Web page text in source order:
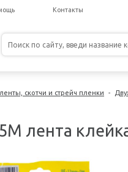
Контакты
скотчи и стрейч пленки -
лента